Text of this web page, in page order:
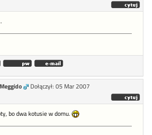
Meggido
Dołączył: 05 Mar 2007
bo dwa kotusie w domu.